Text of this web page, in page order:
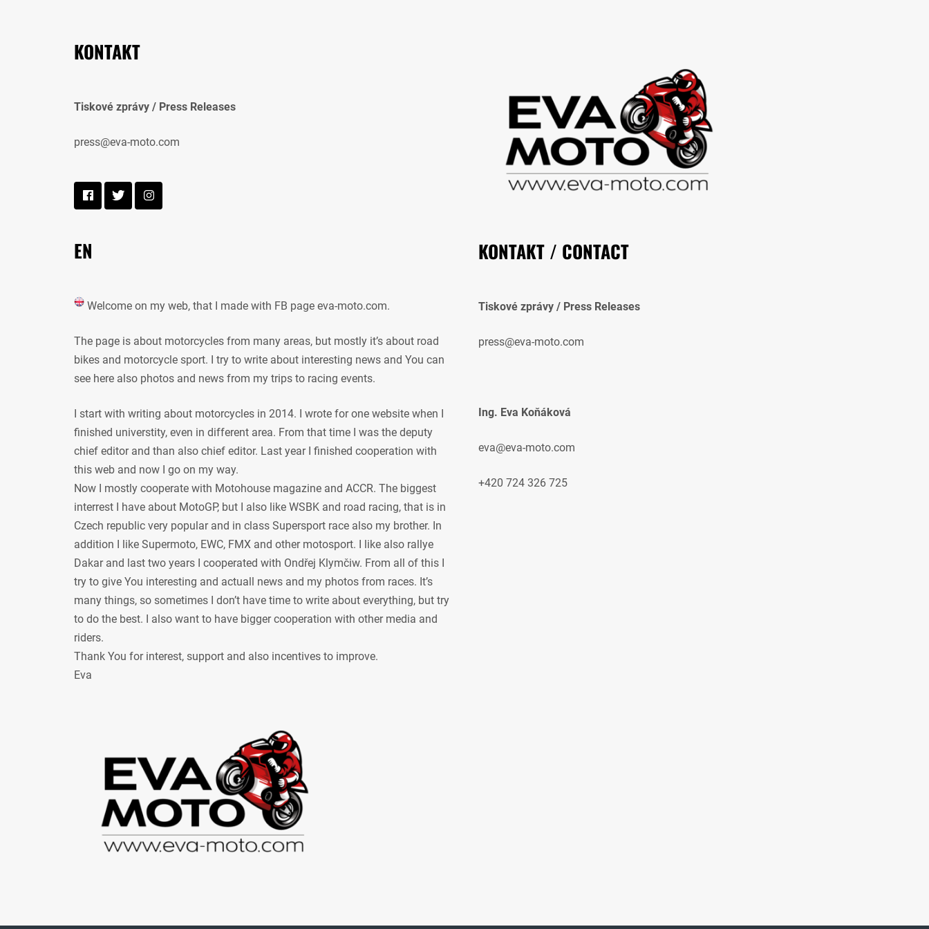
KONTAKT
Tiskové zprávy / Press Releases
press@eva-moto.com
EN
Welcome on my web, that I made with FB page eva-moto.com.
The page is about motorcycles from many areas, but mostly it’s about road
bikes and motorcycle sport. I try to write about interesting news and You can
see here also photos and news from my trips to racing events.
I start with writing about motorcycles in 2014. I wrote for one website when I
finished universtity, even in different area. From that time I was the deputy
chief editor and than also chief editor. Last year I finished cooperation with
this web and now I go on my way.
Now I mostly cooperate with Motohouse magazine and ACCR. The biggest
interrest I have about MotoGP, but I also like WSBK and road racing, that is in
Czech republic very popular and in class Supersport race also my brother. In
addition I like Supermoto, EWC, FMX and other motosport. I like also rallye
Dakar and last two years I cooperated with Ondřej Klymčiw. From all of this I
try to give You interesting and actuall news and my photos from races. It’s
many things, so sometimes I don’t have time to write about everything, but try
to do the best. I also want to have bigger cooperation with other media and
riders.
Thank You for interest, support and also incentives to improve.
Eva
KONTAKT / CONTACT
Tiskové zprávy / Press Releases
press@eva-moto.com
Ing. Eva Koňáková
eva@eva-moto.com
+420 724 326 725